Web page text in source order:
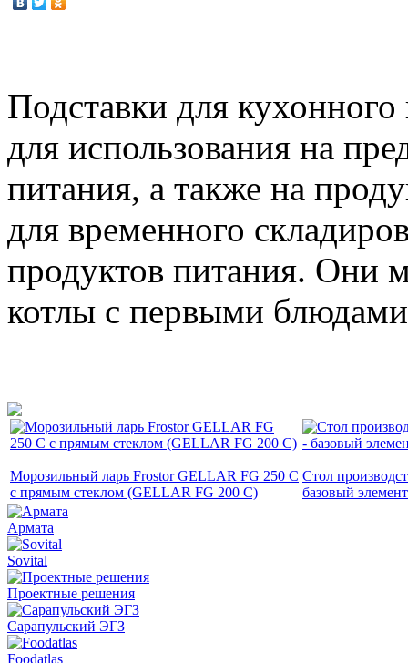
Подставки для
для использования на
питания, а также на
для временного
продуктов питания. Они
котлы с первыми
Морозильный ларь Frostor GELLAR FG 250 C
с прямым стеклом (GELLAR FG 200 C)
Стол
базовый элемент
Армата
Sovital
Проектные решения
Сарапульский ЭГЗ
Foodatlas